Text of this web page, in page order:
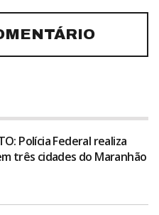
Polícia Federal realiza
três cidades do Maranhão